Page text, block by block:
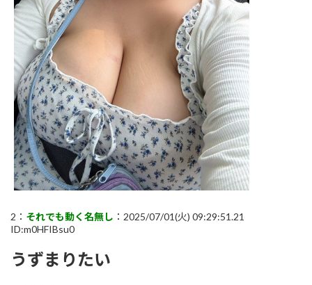
2： それでも動く名無し ：2025/07/01(火) 09:29:51.21
ID:m0HFIBsu0
うずまりたい